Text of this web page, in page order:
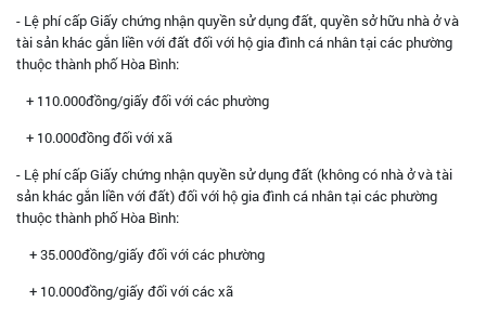
- Lệ phí cấp Giấy chứng nhận quyền sử dụng đất, quyền sở hữu nhà ở và
tài sản khác gắn liền với đất đối với hộ gia đình cá nhân tại các phường
thuộc thành phố Hòa Bình:
+ 110.000đồng/giấy đối với các phường
+ 10.000đồng đối với xã
- Lệ phí cấp Giấy chứng nhận quyền sử dụng đất (không có nhà ở và tài
sản khác gắn liền với đất) đối với hộ gia đình cá nhân tại các phường
thuộc thành phố Hòa Bình:
+ 35.000đồng/giấy đối với các phường
+ 10.000đồng/giấy đối với các xã